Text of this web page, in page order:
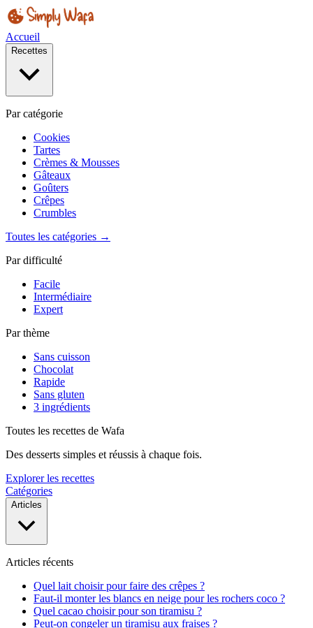
Accueil
Recettes
Par catégorie
Cookies
Tartes
Crèmes & Mousses
Gâteaux
Goûters
Crêpes
Crumbles
Toutes les catégories →
Par difficulté
Facile
Intermédiaire
Expert
Par thème
Sans cuisson
Chocolat
Rapide
Sans gluten
3 ingrédients
Toutes les recettes de Wafa
Des desserts simples et réussis à chaque fois.
Explorer les recettes
Catégories
Articles
Articles récents
Quel lait choisir pour faire des crêpes ?
Faut-il monter les blancs en neige pour les rochers coco ?
Quel cacao choisir pour son tiramisu ?
Peut-on congeler un tiramisu aux fraises ?